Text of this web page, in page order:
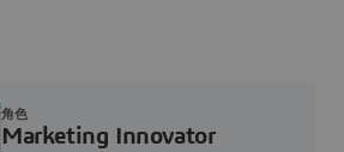
Marketing Innovator
角色